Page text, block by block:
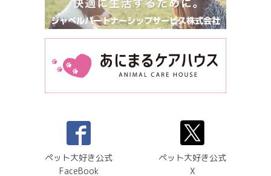
ペット大好き公式
FaceBook
ペット大好き公式
X